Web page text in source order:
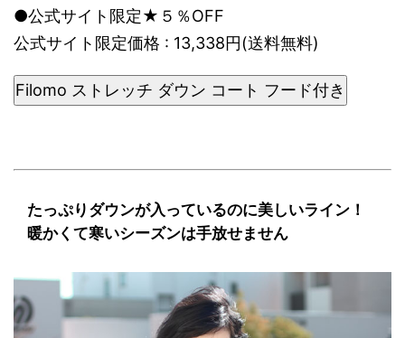
●公式サイト限定★５％OFF
公式サイト限定価格 : 13,338円(送料無料)
Filomo ストレッチ ダウン コート フード付き
たっぷりダウンが入っているのに美しいライン！
暖かくて寒いシーズンは手放せません